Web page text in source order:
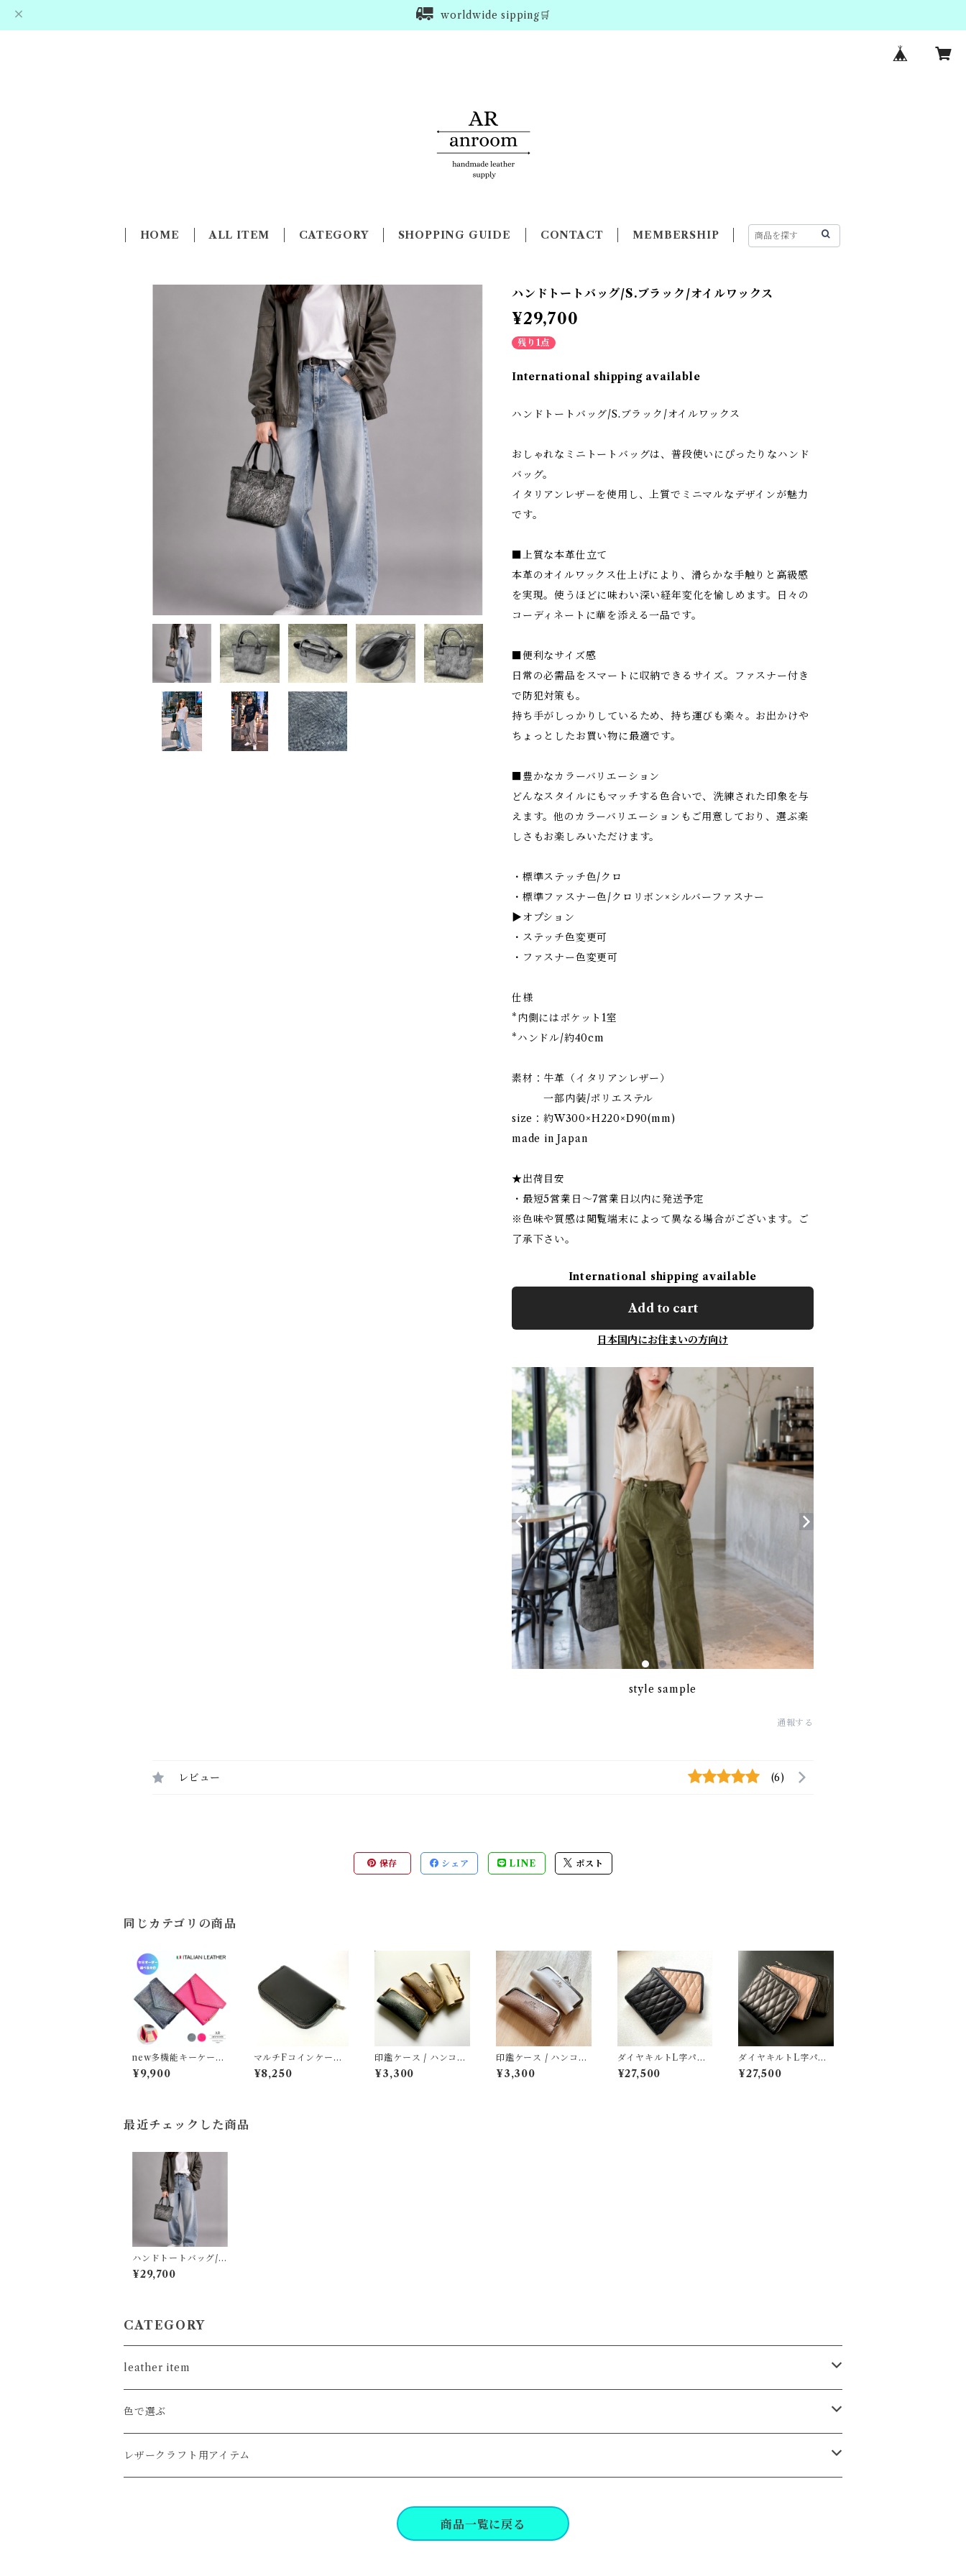
worldwide sipping🛒
HOME ALL ITEM CATEGORY SHOPPING GUIDE CONTACT MEMBERSHIP
ハンドトートバッグ/S.ブラック/オイルワックス
¥29,700
残り1点
International shipping available
ハンドトートバッグ/S.ブラック/オイルワックス
おしゃれなミニトートバッグは、普段使いにぴったりなハンド
バッグ。
イタリアンレザーを使用し、上質でミニマルなデザインが魅力
です。
■上質な本革仕立て
本革のオイルワックス仕上げにより、滑らかな手触りと高級感
を実現。使うほどに味わい深い経年変化を愉しめます。日々の
コーディネートに華を添える一品です。
■便利なサイズ感
日常の必需品をスマートに収納できるサイズ。ファスナー付き
で防犯対策も。
持ち手がしっかりしているため、持ち運びも楽々。お出かけや
ちょっとしたお買い物に最適です。
■豊かなカラーバリエーション
どんなスタイルにもマッチする色合いで、洗練された印象を与
えます。他のカラーバリエーションもご用意しており、選ぶ楽
しさもお楽しみいただけます。
・標準ステッチ色/クロ
・標準ファスナー色/クロリボン×シルバーファスナー
▶︎オプション
・ステッチ色変更可
・ファスナー色変更可
仕様
*内側にはポケット1室
*ハンドル/約40cm
素材：牛革（イタリアンレザー）
一部内装/ポリエステル
size：約W300×H220×D90(mm)
made in Japan
★出荷目安
・最短5営業日〜7営業日以内に発送予定
※色味や質感は閲覧端末によって異なる場合がございます。ご
了承下さい。
International shipping available
Add to cart
日本国内にお住まいの方向け
style sample
通報する
レビュー (6)
保存 シェア LINE ポスト
同じカテゴリの商品
new多機能キーケース
Ｌコイン/色:sピンク/
スクラッチレザー
¥9,900
マルチFコインケース/
クロ/スムース
¥8,250
印鑑ケース / ハンコ入
れ/がま口ゴールド色
¥3,300
印鑑ケース / ハンコ入
れ/がま口シルバー色
¥3,300
ダイヤキルトL字パー
ス/グレージュ×クロ
¥27,500
ダイヤキルトL字パー
ス/クロ×クロ
¥27,500
最近チェックした商品
ハンドトートバッグ/S.
ブラック/オイルワッ
クス
¥29,700
CATEGORY
leather item
card
coin
色で選ぶ
クロ系
レザークラフト用アイテム
商品一覧に戻る